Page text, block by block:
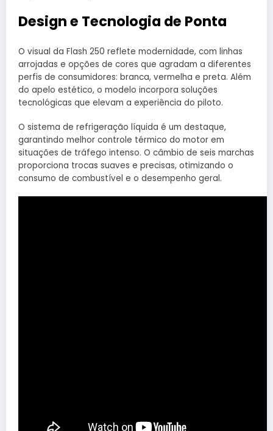
Design e Tecnologia de Ponta
O visual da Flash 250 reflete modernidade, com linhas
arrojadas e opções de cores que agradam a diferentes
perfis de consumidores: branca, vermelha e preta. Além
do apelo estético, o modelo incorpora soluções
tecnológicas que elevam a experiência do piloto.
O sistema de refrigeração líquida é um destaque,
garantindo melhor controle térmico do motor em
situações de tráfego intenso. O câmbio de seis marchas
proporciona trocas suaves e precisas, otimizando o
consumo de combustível e o desempenho geral.